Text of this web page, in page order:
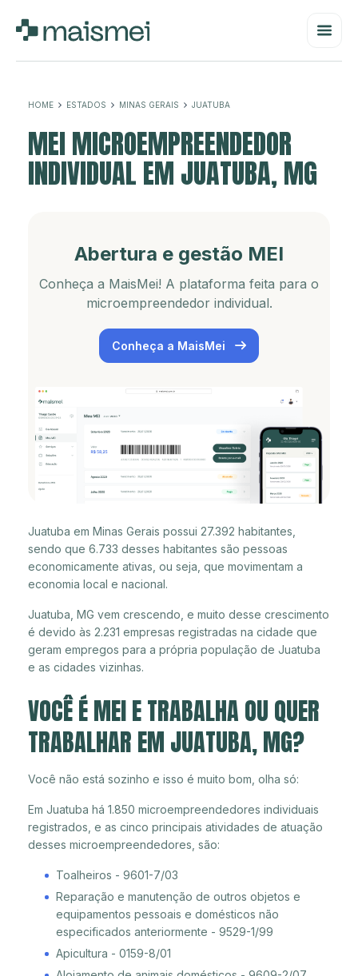
HOME ESTADOS MINAS GERAIS JUATUBA
MEI MICROEMPREENDEDOR
INDIVIDUAL EM JUATUBA, MG
Abertura e gestão MEI
Conheça a MaisMei! A plataforma feita para o
microempreendedor individual.
Conheça a MaisMei
Juatuba em Minas Gerais possui 27.392 habitantes,
sendo que 6.733 desses habitantes são pessoas
economicamente ativas, ou seja, que movimentam a
economia local e nacional.
Juatuba, MG vem crescendo, e muito desse crescimento
é devido às 2.231 empresas registradas na cidade que
geram empregos para a própria população de Juatuba
e as cidades vizinhas.
VOCÊ É MEI E TRABALHA OU QUER
TRABALHAR EM JUATUBA, MG?
Você não está sozinho e isso é muito bom, olha só:
Em Juatuba há 1.850 microempreendedores individuais
registrados, e as cinco principais atividades de atuação
desses microempreendedores, são:
Toalheiros - 9601-7/03
Reparação e manutenção de outros objetos e
equipamentos pessoais e domésticos não
especificados anteriormente - 9529-1/99
Apicultura - 0159-8/01